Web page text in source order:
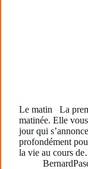
Le matin La
matinée. Elle
jour qui
profondément
la vie au cours